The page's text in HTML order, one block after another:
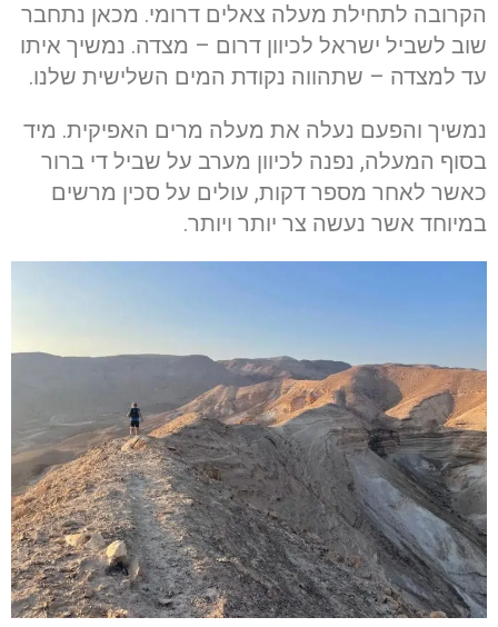
הקרובה לתחילת מעלה צאלים דרומי. מכאן נתחבר
שוב לשביל ישראל לכיוון דרום – מצדה. נמשיך איתו
עד למצדה – שתהווה נקודת המים השלישית שלנו.
נמשיך והפעם נעלה את מעלה מרים האפיקית. מיד
בסוף המעלה, נפנה לכיוון מערב על שביל די ברור
כאשר לאחר מספר דקות, עולים על סכין מרשים
במיוחד אשר נעשה צר יותר ויותר.